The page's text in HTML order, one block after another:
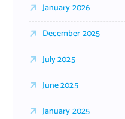
January 2026
December 2025
July 2025
June 2025
January 2025